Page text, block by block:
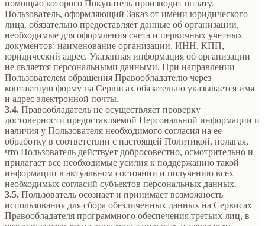
помощью которого Покупатель производит оплату.
Пользователь, оформляющий Заказ от имени юридического
лица, обязательно предоставляет данные об организации,
необходимые для оформления счета и первичных учетных
документов: наименование организации, ИНН, КПП,
юридический адрес. Указанная информация об организации
не является персональными данными. При направлении
Пользователем обращения Правообладателю через
контактную форму на Сервисах обязательно указывается имя
и адрес электронной почты.
3.4. Правообладатель не осуществляет проверку
достоверности предоставляемой Персональной информации и
наличия у Пользователя необходимого согласия на ее
обработку в соответствии с настоящей Политикой, полагая,
что Пользователь действует добросовестно, осмотрительно и
прилагает все необходимые усилия к поддержанию такой
информации в актуальном состоянии и получению всех
необходимых согласий субъектов персональных данных.
3.5. Пользователь осознает и принимает возможность
использования для сбора обезличенных данных на Сервисах
Правообладателя программного обеспечения третьих лиц, в